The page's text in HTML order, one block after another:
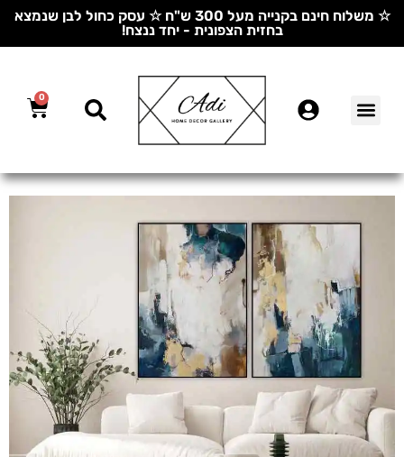
☆ משלוח חינם בקנייה מעל 300 ש"ח ☆ עסק כחול לבן שנמצא
בחזית הצפונית - יחד ננצח!
0